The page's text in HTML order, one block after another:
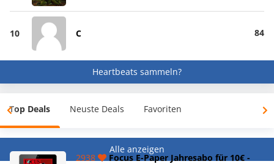
10 C 84
Heartbeats sammeln?
Top Deals Neuste Deals Favoriten
Alle anzeigen
2938
Focus E-Paper Jahresabo für 10€ -